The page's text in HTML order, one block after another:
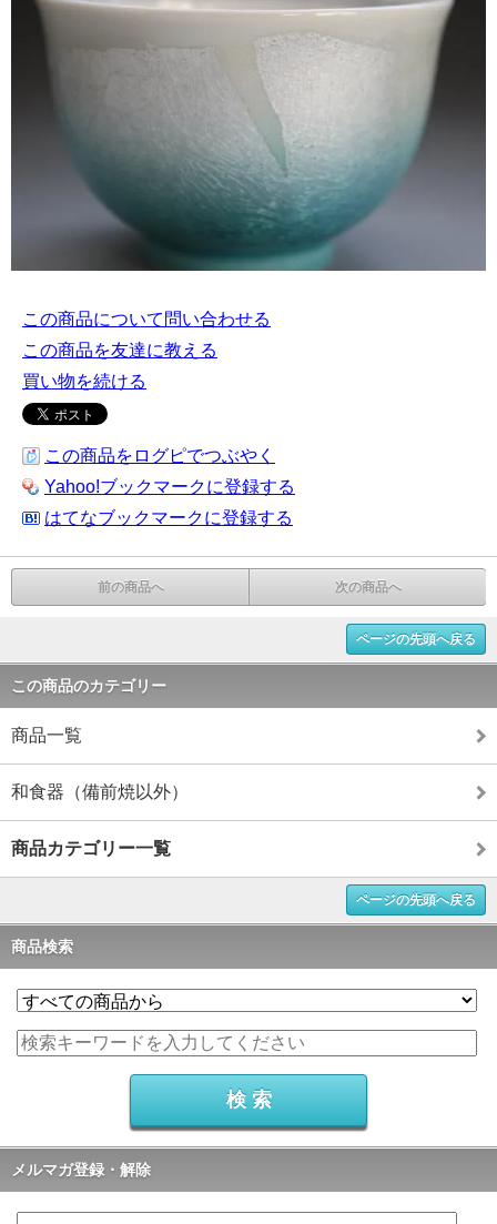
この商品について問い合わせる
この商品を友達に教える
買い物を続ける
この商品をログピでつぶやく
Yahoo!ブックマークに登録する
はてなブックマークに登録する
前の商品へ 次の商品へ
ページの先頭へ戻る
この商品のカテゴリー
商品一覧
和食器（備前焼以外）
商品カテゴリー一覧
ページの先頭へ戻る
商品検索
メルマガ登録・解除